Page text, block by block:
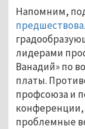
Напомним,
лидерами
Ванадий» по
платы.
профсоюза и
конференции,
проблемные